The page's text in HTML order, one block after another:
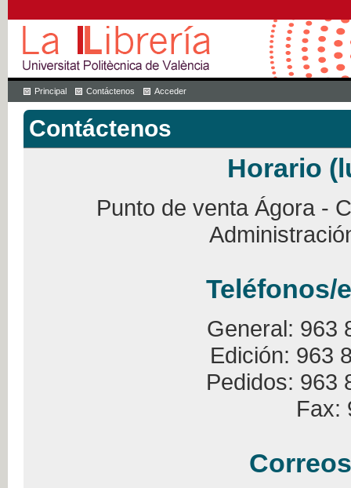
Principal Contáctenos Acceder
Contáctenos
Horario
Punto de venta Ágora -
Teléfonos/
General: 963
Edición: 963
Pedidos: 963
Fax: